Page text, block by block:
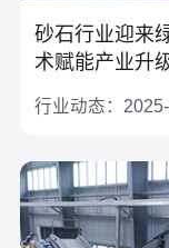
砂石行业迎来
术赋能产业升
行业动态：